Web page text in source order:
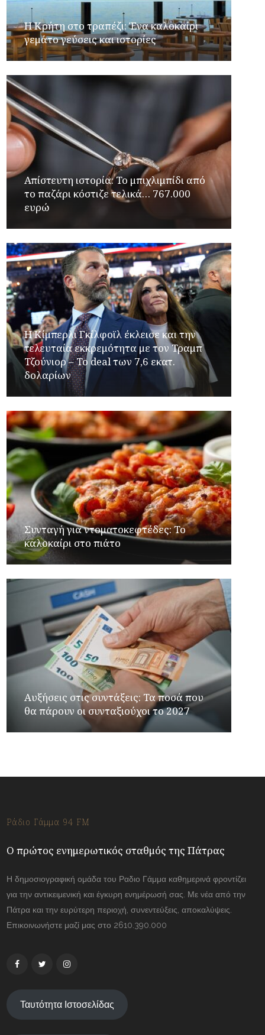
Η Κρήτη στο τραπέζι: Ένα καλοκαίρι
γεμάτο γεύσεις και ιστορίες
Απίστευτη ιστορία: Το μπιχλιμπίδι από
το παζάρι κόστιζε τελικά… 767.000
ευρώ
Η Κίμπερλι Γκίλφοϊλ έκλεισε και την
τελευταία εκκρεμότητα με τον Τραμπ
Τζούνιορ – Το deal των 7,6 εκατ.
δολαρίων
Συνταγή για ντοματοκεφτέδες: Το
καλοκαίρι στο πιάτο
Αυξήσεις στις συντάξεις: Τα ποσά που
θα πάρουν οι συνταξιούχοι το 2027
Ράδιο Γάμμα 94 FM
Ο πρώτος ενημερωτικός σταθμός της Πάτρας
Η δημοσιογραφική ομάδα του Ραδιο Γάμμα καθημερινά φροντίζει
για την αντικειμενική και έγκυρη ενημέρωσή σας. Με νέα από την
Πάτρα και την ευρύτερη περιοχή, συνεντεύξεις, αποκαλύψεις.
Επικοινωνήστε μαζί μας στο 2610.390.000
Ταυτότητα Ιστοσελίδας